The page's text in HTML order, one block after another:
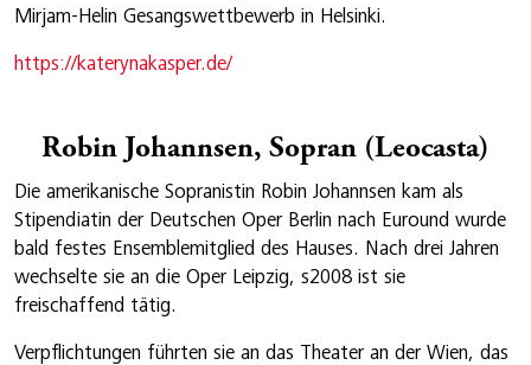
Mirjam-Helin Gesangswettbewerb in Helsinki.
https://katerynakasper.de/
Robin Johannsen, Sopran (Leocasta)
Die amerikanische Sopranistin Robin Johannsen kam als
Stipendiatin der Deutschen Oper Berlin nach Euround wurde
bald festes Ensemblemitglied des Hauses. Nach drei Jahren
wechselte sie an die Oper Leipzig, s2008 ist sie
freischaffend tätig.
Verpflichtungen führten sie an das Theater an der Wien, das